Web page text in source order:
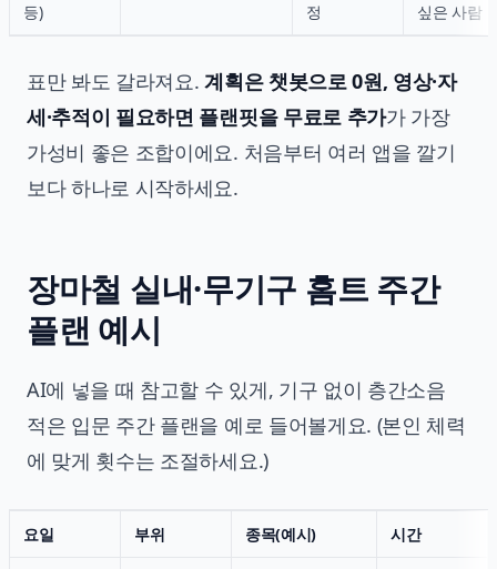
등)
정
싶은 사람
표만 봐도 갈라져요.계획은 챗봇으로 0원, 영상·자
세·추적이 필요하면 플랜핏을 무료로 추가가 가장
가성비 좋은 조합이에요. 처음부터 여러 앱을 깔기
보다 하나로 시작하세요.
장마철 실내·무기구 홈트 주간
플랜 예시
AI에 넣을 때 참고할 수 있게, 기구 없이 층간소음
적은 입문 주간 플랜을 예로 들어볼게요. (본인 체력
에 맞게 횟수는 조절하세요.)
요일 부위 종목(예시) 시간